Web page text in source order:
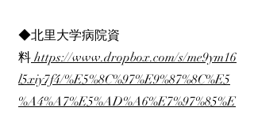
◆北里大学病院資
料 https://www.dropbox.com/s/me9ym16
l5xiy7f4/%E5%8C%97%E9%87%8C%E5
%A4%A7%E5%AD%A6%E7%97%85%E